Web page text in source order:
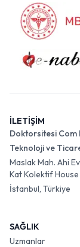
İLETİŞİM
Doktorsitesi Com
Teknoloji ve
Maslak Mah. Ahi
Kat Kolektif House
İstanbul, Türkiye
SAĞLIK
Uzmanlar